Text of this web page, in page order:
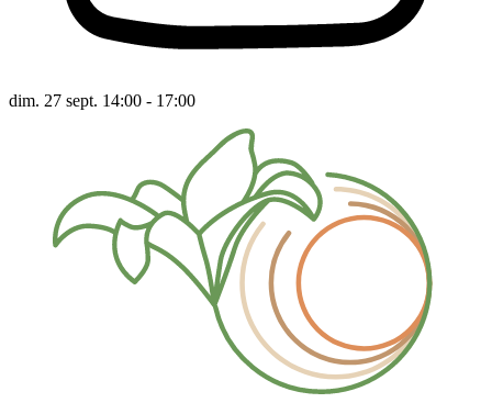
dim. 27 sept. 14:00 - 17:00